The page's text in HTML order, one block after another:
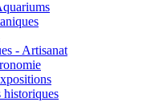
- Artisanat
historiques